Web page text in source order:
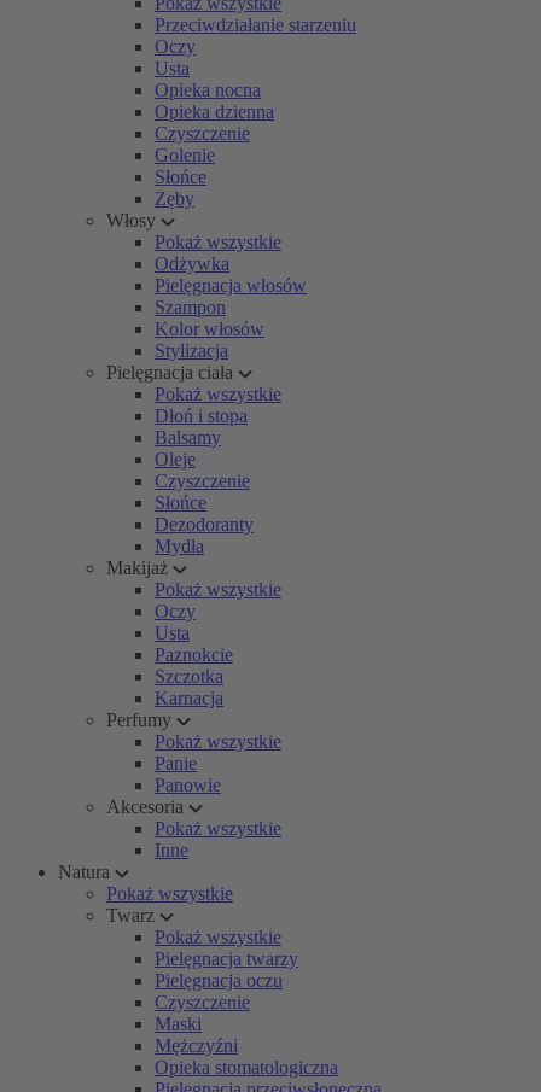
Przeciwdziałanie starzeniu
Oczy
Usta
Opieka nocna
Opieka dzienna
Czyszczenie
Golenie
Słońce
Zęby
Włosy
Pokaż wszystkie
Odżywka
Pielęgnacja włosów
Szampon
Kolor włosów
Stylizacja
Pielęgnacja ciała
Pokaż wszystkie
Dłoń i stopa
Balsamy
Oleje
Czyszczenie
Słońce
Dezodoranty
Mydła
Makijaż
Pokaż wszystkie
Oczy
Usta
Paznokcie
Szczotka
Karnacja
Perfumy
Pokaż wszystkie
Panie
Panowie
Akcesoria
Pokaż wszystkie
Inne
Natura
Pokaż wszystkie
Twarz
Pokaż wszystkie
Pielęgnacja twarzy
Pielęgnacja oczu
Czyszczenie
Maski
Mężczyźni
Opieka stomatologiczna